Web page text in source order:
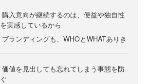
購入意向が継続するのは、便益や独自性
を実感しているから
ブランディングも、WHOとWHATありき
価値を見出しても忘れてしまう事態を防
ぐ